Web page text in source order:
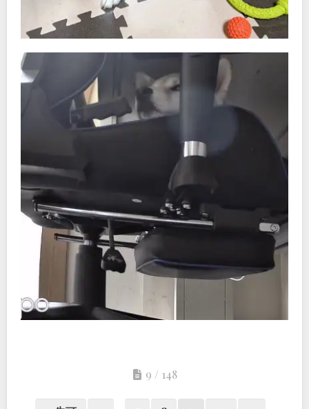
9 / 148